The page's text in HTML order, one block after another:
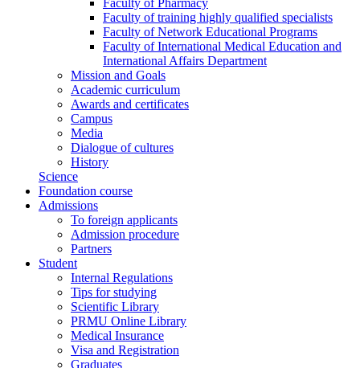
Faculty of Pharmacy
Faculty of training highly qualified specialists
Faculty of Network Educational Programs
Faculty of International Medical Education and
International Affairs Department
Mission and Goals
Academic curriculum
Awards and certificates
Campus
Media
Dialogue of cultures
History
Science
Foundation course
Admissions
To foreign applicants
Admission procedure
Partners
Student
Internal Regulations
Tips for studying
Scientific Library
PRMU Online Library
Medical Insurance
Visa and Registration
Graduates